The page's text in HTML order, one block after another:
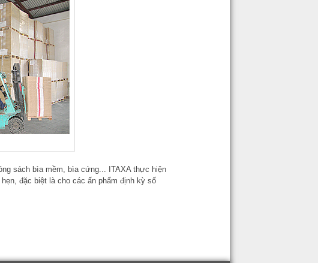
sách bìa mềm, bìa cứng... ITAXA thực hiện
đặc biệt là cho các ấn phẩm định kỳ số